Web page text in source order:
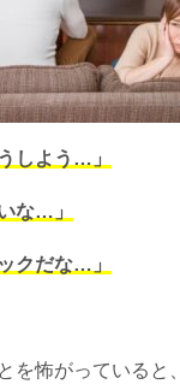
しよう…」
な…」
クだな…」
を怖がっていると、